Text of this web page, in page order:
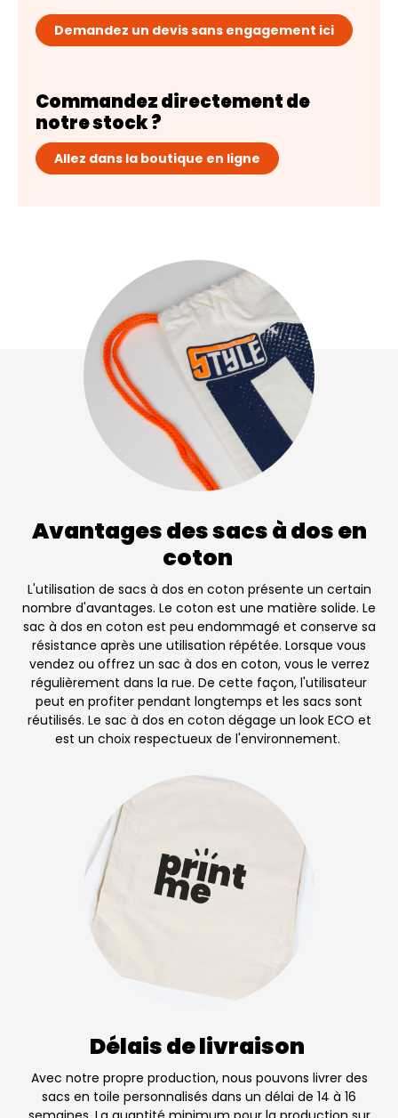
Demandez un devis sans engagement ici
Commandez directement de
notre stock ?
Allez dans la boutique en ligne
Avantages des sacs à dos en
coton
L'utilisation de sacs à dos en coton présente un certain
nombre d'avantages. Le coton est une matière solide. Le
sac à dos en coton est peu endommagé et conserve sa
résistance après une utilisation répétée. Lorsque vous
vendez ou offrez un sac à dos en coton, vous le verrez
régulièrement dans la rue. De cette façon, l'utilisateur
peut en profiter pendant longtemps et les sacs sont
réutilisés. Le sac à dos en coton dégage un look ECO et
est un choix respectueux de l'environnement.
Délais de livraison
Avec notre propre production, nous pouvons livrer des
sacs en toile personnalisés dans un délai de 14 à 16